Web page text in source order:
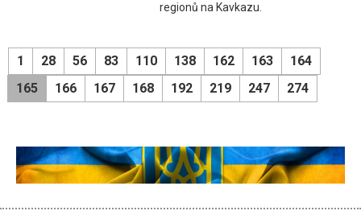
regionů na Kavkazu.
1 28 56 83 110 138 162 163
164
165
166 167 168 192 219 247 274